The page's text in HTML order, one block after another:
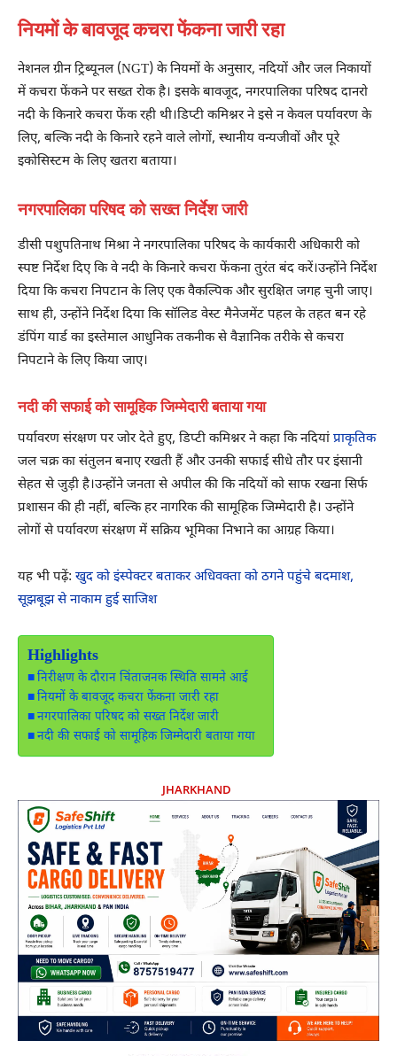
नियमों के बावजूद कचरा फेंकना जारी रहा
नेशनल ग्रीन ट्रिब्यूनल (NGT) के नियमों के अनुसार, नदियों और जल निकायों
में कचरा फेंकने पर सख्त रोक है। इसके बावजूद, नगरपालिका परिषद दानरो
नदी के किनारे कचरा फेंक रही थी।डिप्टी कमिश्नर ने इसे न केवल पर्यावरण के
लिए, बल्कि नदी के किनारे रहने वाले लोगों, स्थानीय वन्यजीवों और पूरे
इकोसिस्टम के लिए खतरा बताया।
नगरपालिका परिषद को सख्त निर्देश जारी
डीसी पशुपतिनाथ मिश्रा ने नगरपालिका परिषद के कार्यकारी अधिकारी को
स्पष्ट निर्देश दिए कि वे नदी के किनारे कचरा फेंकना तुरंत बंद करें।उन्होंने निर्देश
दिया कि कचरा निपटान के लिए एक वैकल्पिक और सुरक्षित जगह चुनी जाए।
साथ ही, उन्होंने निर्देश दिया कि सॉलिड वेस्ट मैनेजमेंट पहल के तहत बन रहे
डंपिंग यार्ड का इस्तेमाल आधुनिक तकनीक से वैज्ञानिक तरीके से कचरा
निपटाने के लिए किया जाए।
नदी की सफाई को सामूहिक जिम्मेदारी बताया गया
पर्यावरण संरक्षण पर जोर देते हुए, डिप्टी कमिश्नर ने कहा कि नदियां प्राकृतिक
जल चक्र का संतुलन बनाए रखती हैं और उनकी सफाई सीधे तौर पर इंसानी
सेहत से जुड़ी है।उन्होंने जनता से अपील की कि नदियों को साफ रखना सिर्फ
प्रशासन की ही नहीं, बल्कि हर नागरिक की सामूहिक जिम्मेदारी है। उन्होंने
लोगों से पर्यावरण संरक्षण में सक्रिय भूमिका निभाने का आग्रह किया।
यह भी पढ़ें: खुद को इंस्पेक्टर बताकर अधिवक्ता को ठगने पहुंचे बदमाश,
सूझबूझ से नाकाम हुई साजिश
Highlights
निरीक्षण के दौरान चिंताजनक स्थिति सामने आई
नियमों के बावजूद कचरा फेंकना जारी रहा
नगरपालिका परिषद को सख्त निर्देश जारी
नदी की सफाई को सामूहिक जिम्मेदारी बताया गया
JHARKHAND